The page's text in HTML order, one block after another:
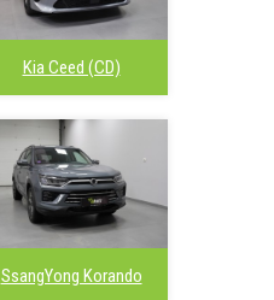
Kia Ceed (CD)
SsangYong Korando